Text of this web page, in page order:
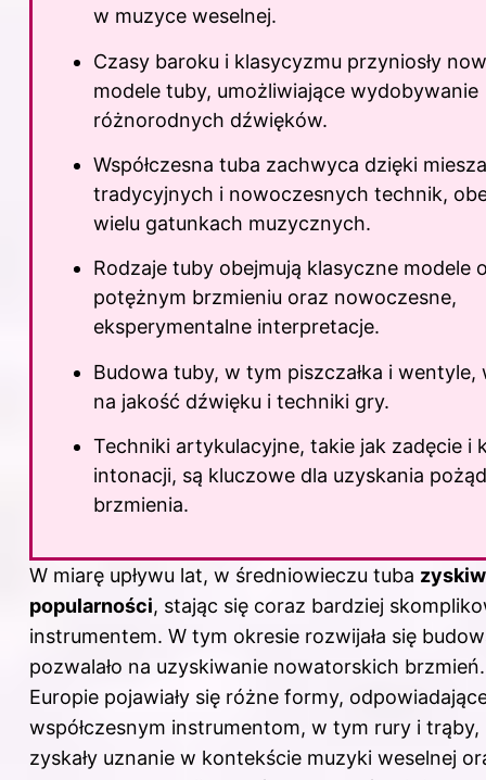
w muzyce weselnej.
Czasy baroku i klasycyzmu przyniosły
modele tuby, umożliwiające wydobywanie
różnorodnych dźwięków.
Współczesna tuba zachwyca dzięki
tradycyjnych i nowoczesnych technik,
wielu gatunkach muzycznych.
Rodzaje tuby obejmują klasyczne modele
potężnym brzmieniu oraz nowoczesne,
eksperymentalne interpretacje.
Budowa tuby, w tym piszczałka i wentyle,
na jakość dźwięku i techniki gry.
Techniki artykulacyjne, takie jak zadęcie i
intonacji, są kluczowe dla uzyskania
brzmienia.
W miarę upływu lat, w średniowieczu tuba
popularności, stając się coraz bardziej
instrumentem. W tym okresie rozwijała się
pozwalało na uzyskiwanie nowatorskich
Europie pojawiały się różne formy,
współczesnym instrumentom, w tym rury i
zyskały uznanie w kontekście muzyki weselnej